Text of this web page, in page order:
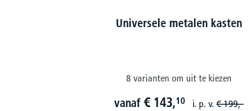
Schuifdeurkasten BASE LINE-
2 varianten om uit te kiezen
vanaf€ 404, 10